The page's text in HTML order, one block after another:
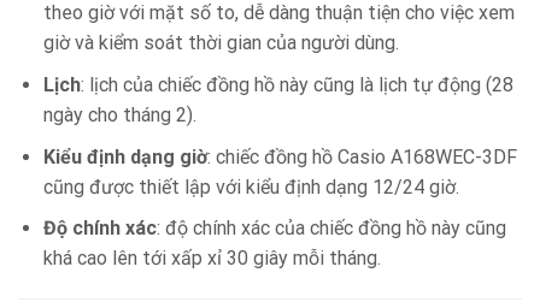
theo giờ với mặt số to, dễ dàng thuận tiện cho việc xem
giờ và kiểm soát thời gian của người dùng.
Lịch: lịch của chiếc đồng hồ này cũng là lịch tự động (28
ngày cho tháng 2).
Kiểu định dạng giờ: chiếc đồng hồ Casio A168WEC-3DF
cũng được thiết lập với kiểu định dạng 12/24 giờ.
Độ chính xác: độ chính xác của chiếc đồng hồ này cũng
khá cao lên tới xấp xỉ 30 giây mỗi tháng.